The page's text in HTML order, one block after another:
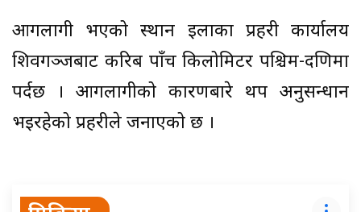
आगलागी भएको स्थान इलाका प्रहरी कार्यालय
शिवगञ्जबाट करिब पाँच किलोमिटर पश्चिम-दक्षिणमा
पर्दछ । आगलागीको कारणबारे थप अनुसन्धान
भइरहेको प्रहरीले जनाएको छ ।